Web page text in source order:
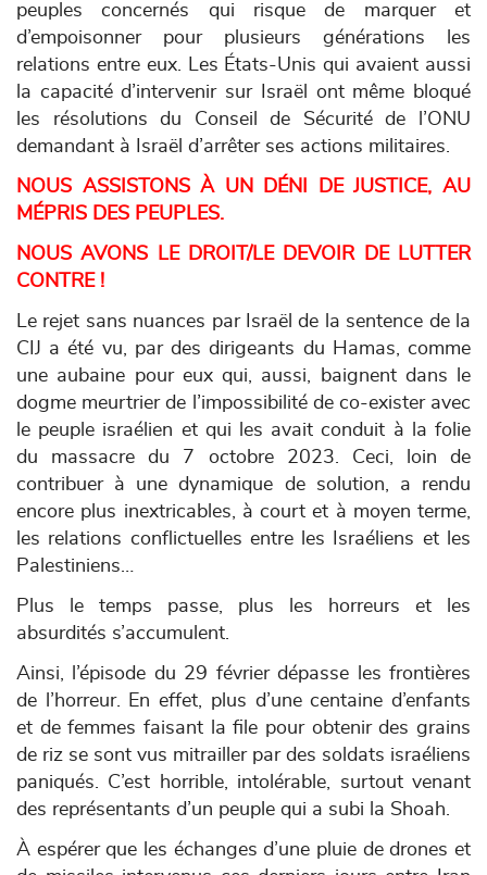
peuples concernés qui risque de marquer et
d’empoisonner pour plusieurs générations les
relations entre eux. Les États-Unis qui avaient aussi
la capacité d’intervenir sur Israël ont même bloqué
les résolutions du Conseil de Sécurité de l’ONU
demandant à Israël d’arrêter ses actions militaires.
NOUS ASSISTONS À UN DÉNI DE JUSTICE, AU
MÉPRIS DES PEUPLES.
NOUS AVONS LE DROIT/LE DEVOIR DE LUTTER
CONTRE !
Le rejet sans nuances par Israël de la sentence de la
CIJ a été vu, par des dirigeants du Hamas, comme
une aubaine pour eux qui, aussi, baignent dans le
dogme meurtrier de l’impossibilité de co-exister avec
le peuple israélien et qui les avait conduit à la folie
du massacre du 7 octobre 2023. Ceci, loin de
contribuer à une dynamique de solution, a rendu
encore plus inextricables, à court et à moyen terme,
les relations conflictuelles entre les Israéliens et les
Palestiniens…
Plus le temps passe, plus les horreurs et les
absurdités s’accumulent.
Ainsi, l’épisode du 29 février dépasse les frontières
de l’horreur. En effet, plus d’une centaine d’enfants
et de femmes faisant la file pour obtenir des grains
de riz se sont vus mitrailler par des soldats israéliens
paniqués. C’est horrible, intolérable, surtout venant
des représentants d’un peuple qui a subi la Shoah.
À espérer que les échanges d’une pluie de drones et